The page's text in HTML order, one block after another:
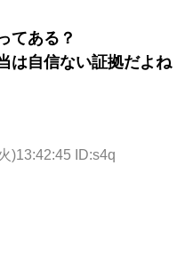
てある？
は自信ない証拠だよね
)13:42:45 ID:s4q